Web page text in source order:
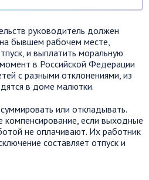
руководитель должен
бывшем рабочем месте,
и выплатить моральную
в Российской Федерации
с разными отклонениями, из
в доме малютки.
или откладывать.
компенсирование, если выходные
не оплачивают. Их работник
составляет отпуск и